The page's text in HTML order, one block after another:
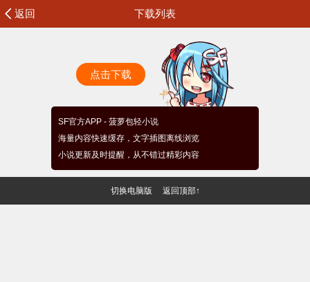
返回 下载列表
点击下载
SF官方APP - 菠萝包轻小说
海量内容快速缓存，文字插图离线浏览
小说更新及时提醒，从不错过精彩内容
切换电脑版 返回顶部↑